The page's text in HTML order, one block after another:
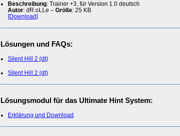
Beschreibung: Trainer +3, für Version 1.0 deutsch
Autor: dR.oLLe – Größe: 25 KB
[Download]
Lösungen und FAQs:
Silent Hill 2 (dt)
Silent Hill 2 (dt)
Lösungsmodul für das Ultimate Hint System:
Erklärung und Download